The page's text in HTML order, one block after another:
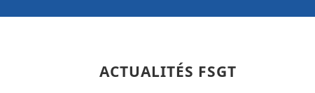
ACTUALITÉS FSGT